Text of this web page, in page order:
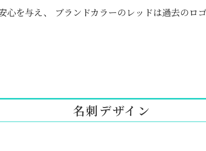
心を与え、 ブランドカラーのレッドは過去のロ
名刺デザイン